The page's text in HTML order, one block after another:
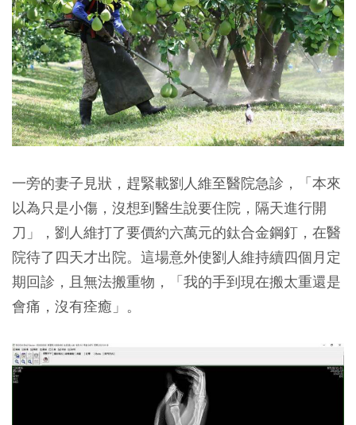
一旁的妻子見狀，趕緊載劉人維至醫院急診，「本來
以為只是小傷，沒想到醫生說要住院，隔天進行開
刀」，劉人維打了要價約六萬元的鈦合金鋼釘，在醫
院待了四天才出院。這場意外使劉人維持續四個月定
期回診，且無法搬重物，「我的手到現在搬太重還是
會痛，沒有痊癒」。